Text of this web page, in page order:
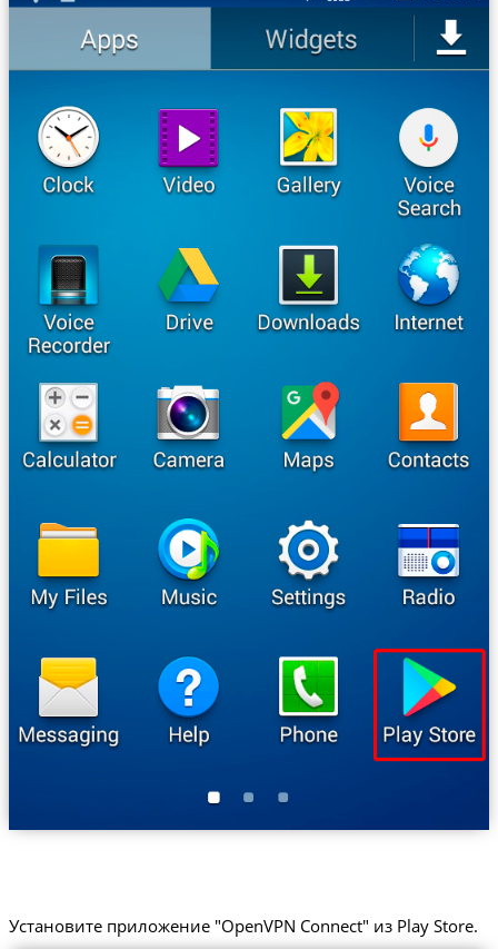
Установите приложение "OpenVPN Connect" из Play Store.